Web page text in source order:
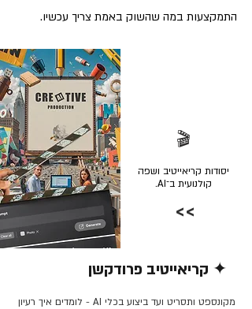
התמקצעות במה שהשוק באמת צריך עכשיו.
🎬
יסודות קריאייטיב ושפה
קולנועית ב־AI.
>>
✦ קריאייטיב פרודקשן
מקונספט ותסריט ועד ביצוע בכלי AI - לומדים איך רעיון